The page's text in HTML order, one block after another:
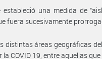
estableció una medida de
fuera sucesivamente
distintas áreas geográficas
COVID 19, entre aquellas